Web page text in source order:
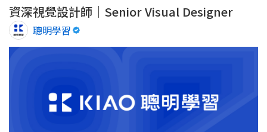
資深視覺設計師｜Senior Visual Designer
聰明學習